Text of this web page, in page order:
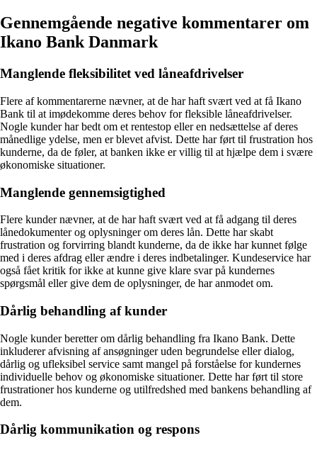
Gennemgående negative kommentarer om
Ikano Bank Danmark
Manglende fleksibilitet ved låneafdrivelser
Flere af kommentarerne nævner, at de har haft svært ved at få Ikano
Bank til at imødekomme deres behov for fleksible låneafdrivelser.
Nogle kunder har bedt om et rentestop eller en nedsættelse af deres
månedlige ydelse, men er blevet afvist. Dette har ført til frustration hos
kunderne, da de føler, at banken ikke er villig til at hjælpe dem i svære
økonomiske situationer.
Manglende gennemsigtighed
Flere kunder nævner, at de har haft svært ved at få adgang til deres
lånedokumenter og oplysninger om deres lån. Dette har skabt
frustration og forvirring blandt kunderne, da de ikke har kunnet følge
med i deres afdrag eller ændre i deres indbetalinger. Kundeservice har
også fået kritik for ikke at kunne give klare svar på kundernes
spørgsmål eller give dem de oplysninger, de har anmodet om.
Dårlig behandling af kunder
Nogle kunder beretter om dårlig behandling fra Ikano Bank. Dette
inkluderer afvisning af ansøgninger uden begrundelse eller dialog,
dårlig og ufleksibel service samt mangel på forståelse for kundernes
individuelle behov og økonomiske situationer. Dette har ført til store
frustrationer hos kunderne og utilfredshed med bankens behandling af
dem.
Dårlig kommunikation og respons